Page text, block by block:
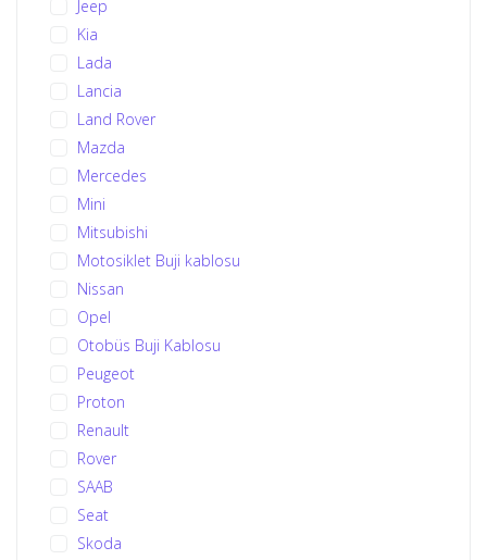
Jeep
Kia
Lada
Lancia
Land Rover
Mazda
Mercedes
Mini
Mitsubishi
Motosiklet Buji kablosu
Nissan
Opel
Otobüs Buji Kablosu
Peugeot
Proton
Renault
Rover
SAAB
Seat
Skoda